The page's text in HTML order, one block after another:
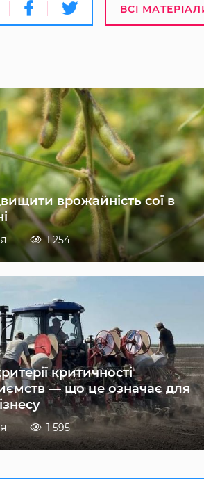
ВСІ
врожайність сої в
1 254
критичності
— що це означає для
1 595